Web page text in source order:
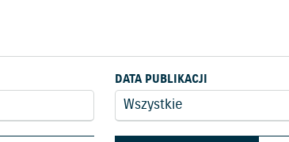
DATA PUBLIKACJI